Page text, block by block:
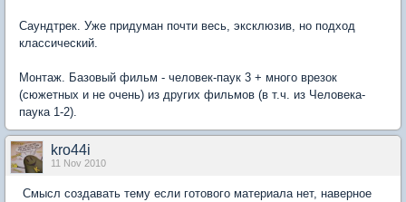
Саундтрек. Уже придуман почти весь, эксклюзив, но подход
классический.
Монтаж. Базовый фильм - человек-паук 3 + много врезок
(сюжетных и не очень) из других фильмов (в т.ч. из Человека-
паука 1-2).
kro44i
11 Nov 2010
Смысл создавать тему если готового материала нет, наверное